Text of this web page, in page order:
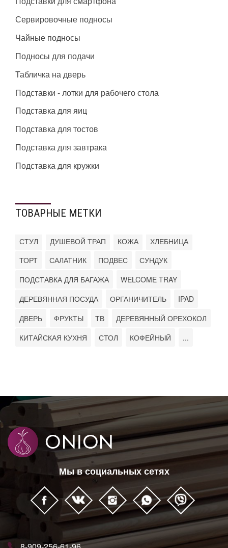
Сервировочные подносы
Чайные подносы
Подносы для подачи
Табличка на дверь
Подставки - лотки для рабочего стола
Подставка для яиц
Подставка для тостов
Подставка для завтрака
Подставка для кружки
ТОВАРНЫЕ МЕТКИ
СТУЛ ДУШЕВОЙ ТРАП КОЖА
ХЛЕБНИЦА
ТОРТ
САЛАТНИК ПОДВЕС
СУНДУК
ПОДСТАВКА ДЛЯ БАГАЖА
WELCOME TRAY
ДЕРЕВЯННАЯ ПОСУДА
ОРГАНИЧИТЕЛЬ
IPAD
ДВЕРЬ
ФРУКТЫ ТВ
ДЕРЕВЯННЫЙ ОРЕХОКОЛ
КИТАЙСКАЯ КУХНЯ
СТОЛ КОФЕЙНЫЙ ...
Мы в социальных сетях